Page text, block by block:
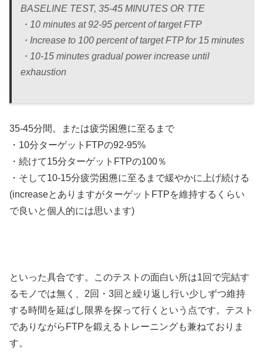
BASELINE TEST, 35-45 MINUTES OR TTE
・10 minutes at 92-95 percent of target FTP
・Increase to 100 percent of target FTP for 15 minutes
・10-15 minutes gradual power increase until
exhaustion
35-45分間。または疲労困憊に至るまで
・10分ターゲットFTPの92-95%
・続けて15分ターゲットFTPの100％
・そして10-15分疲労困憊に至るまで緩やかに上げ続ける
(increaseとありますがターゲットFTPを維持するくらい
で良いと個人的には思います)
といった具合です。このテストの面白い所は1回で完結す
るモノでは無く、2回・3回と繰り返し行い少しずつ維持
する時間を延ばし限界を探って行くという点です。テスト
でありながらFTPを鍛えるトレーニングも兼ねておりま
す。